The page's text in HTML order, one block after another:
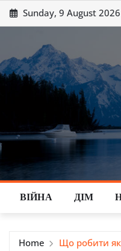
Skip
to
Sunday, 9 August 2026
ВІЙНА ДІМ
Home Що робити